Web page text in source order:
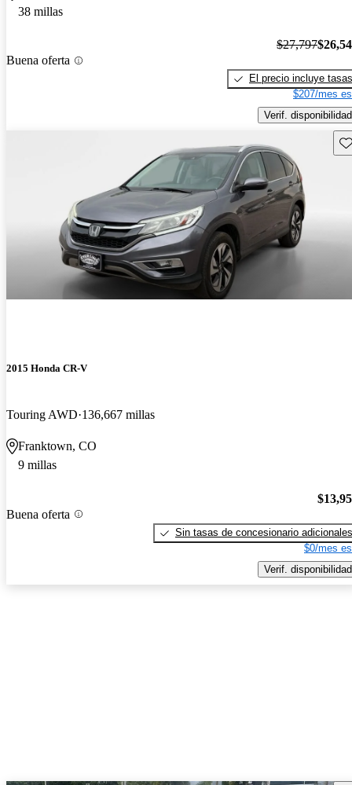
38 millas
Buena oferta
$27,797
El precio incluye tasas
$207/mes
Verif. disponibilidad
2015 Honda CR-V
Touring AWD 136,667 millas
Franktown, CO
9 millas
Buena oferta
Sin tasas de concesionario adicionales
$0/mes
Verif. disponibilidad